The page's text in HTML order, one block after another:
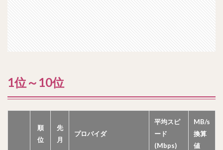
1位～10位
順
位
先
月
プロバイダ
平均スピ
ード
(Mbps)
MB/s
換算
値